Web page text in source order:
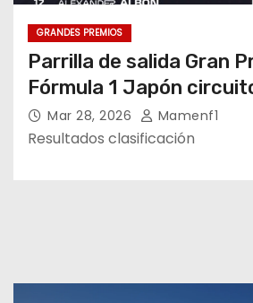
GRANDES PREMIOS
Parrilla de salida Gran
Fórmula 1 Japón
Mar 28, 2026 Mamenf1
Resultados clasificación